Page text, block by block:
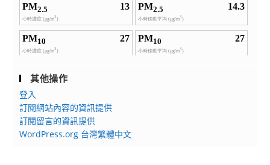
其他操作
登入
訂閱網站內容的資訊提供
訂閱留言的資訊提供
WordPress.org 台灣繁體中文